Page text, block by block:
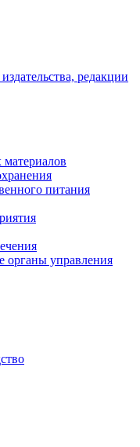
редакции
питания
органы управления